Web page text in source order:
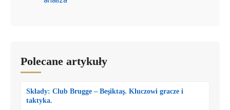
Polecane artykuły
Składy: Club Brugge – Beşiktaş. Kluczowi gracze i
taktyka.